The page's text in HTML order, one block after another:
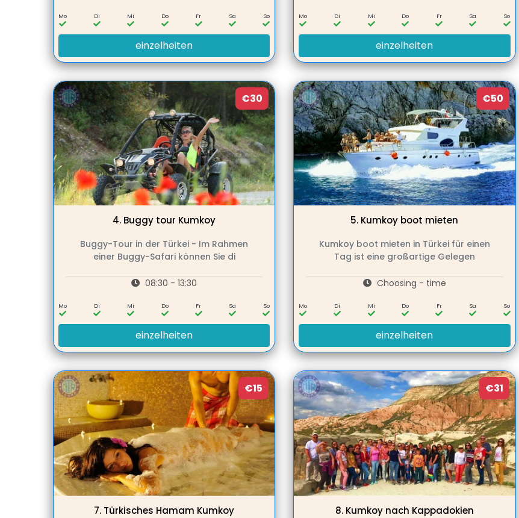
Mo Di Mi Do Fr Sa So
einzelheiten
Mo Di Mi Do Fr Sa So
einzelheiten
€30
4. Buggy tour Kumkoy
Buggy-Tour in der Türkei - Im Rahmen
einer Buggy-Safari können Sie di
08:30 - 13:30
Mo Di Mi Do Fr Sa So
einzelheiten
€50
5. Kumkoy boot mieten
Kumkoy boot mieten in Türkei für einen
Tag ist eine großartige Gelegen
Choosing - time
Mo Di Mi Do Fr Sa So
einzelheiten
€15
7. Türkisches Hamam Kumkoy
€31
8. Kumkoy nach Kappadokien